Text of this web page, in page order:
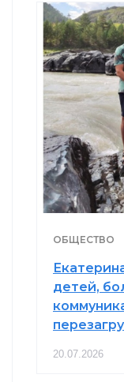
ОБЩЕСТВО
детей,
20.07.2026